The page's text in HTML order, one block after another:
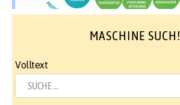
MASCHINE SUCH!
Volltext